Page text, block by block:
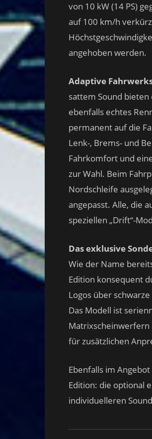
von 10 kW (14 PS)
auf 100 km/h
angehoben werden.
Adaptive
sattem Sound
ebenfalls echtes
permanent auf die
Lenk-, Brems- und
Fahrkomfort und
zur Wahl. Beim
Nordschleife
angepasst. Alle, die
speziellen „Drift“-
Das exklusive
Wie der Name
Edition konsequent
Logos über
Das Modell ist
für zusätzlichen
Ebenfalls im
Edition: die optional
individuelleren